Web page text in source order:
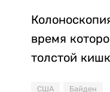
время
толстой
США Байден